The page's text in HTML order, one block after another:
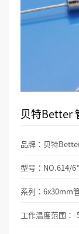
贝特Better
品牌：贝特
型号：NO.614/
系列：6x30mm
工作温度范围：